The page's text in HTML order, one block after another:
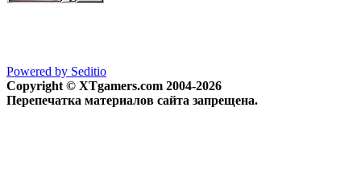
Powered by Seditio
Copyright © XTgamers.com 2004-2026
Перепечатка материалов сайта запрещена.